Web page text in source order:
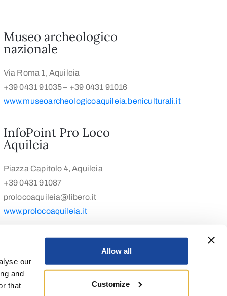
our
and
that
Allow all
Customize
Museo archeologico
nazionale
Via Roma 1, Aquileia
+39 0431 91035 – +39 0431 91016
www.museoarcheologicoaquileia.beniculturali.it
InfoPoint Pro Loco
Aquileia
Piazza Capitolo 4, Aquileia
+39 0431 91087
prolocoaquileia@libero.it
www.prolocoaquileia.it